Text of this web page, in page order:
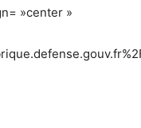
»center »